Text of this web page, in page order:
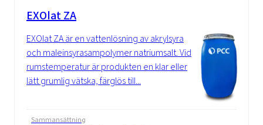
EXOlat ZA
EXOlat ZA är en vattenlösning av akrylsyra
och maleinsyrasampolymer natriumsalt. Vid
rumstemperatur är produkten en klar eller
lätt grumlig vätska, färglös till...
Sammansättning